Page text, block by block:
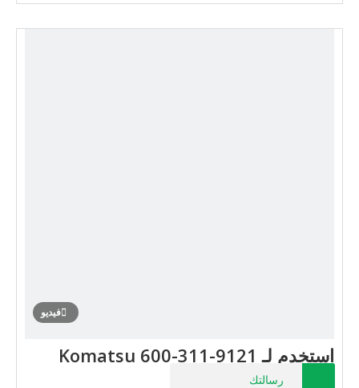
فيديو
استخدم لـ Komatsu 600-311-9121
رسالتك